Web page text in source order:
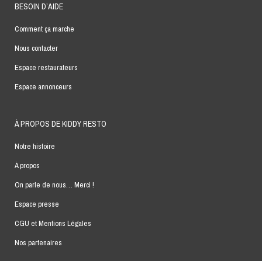
BESOIN D’AIDE
Comment ça marche
Nous contacter
Espace restaurateurs
Espace annonceurs
À PROPOS DE KIDDY RESTO
Notre histoire
À propos
On parle de nous… Merci !
Espace presse
CGU et Mentions Légales
Nos partenaires